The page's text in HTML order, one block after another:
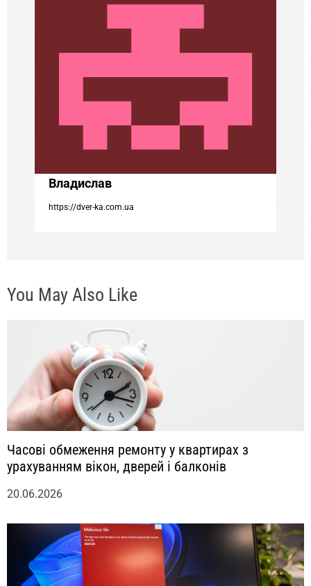
я
п
о
з
а
п
и
с
я
Владислав
https://dver-ka.com.ua
You May Also Like
Часові обмеження ремонту у квартирах з
урахуванням вікон, дверей і балконів
20.06.2026